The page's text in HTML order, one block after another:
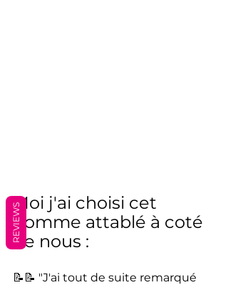
Moi j'ai choisi cet
homme attablé à coté
de nous :
📝📝 "J'ai tout de suite remarqué
REVIEWS